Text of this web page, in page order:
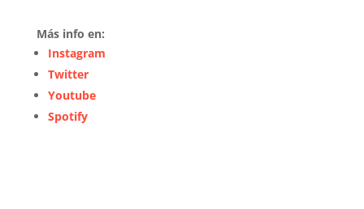
Más info en:
Instagram
Twitter
Youtube
Spotify